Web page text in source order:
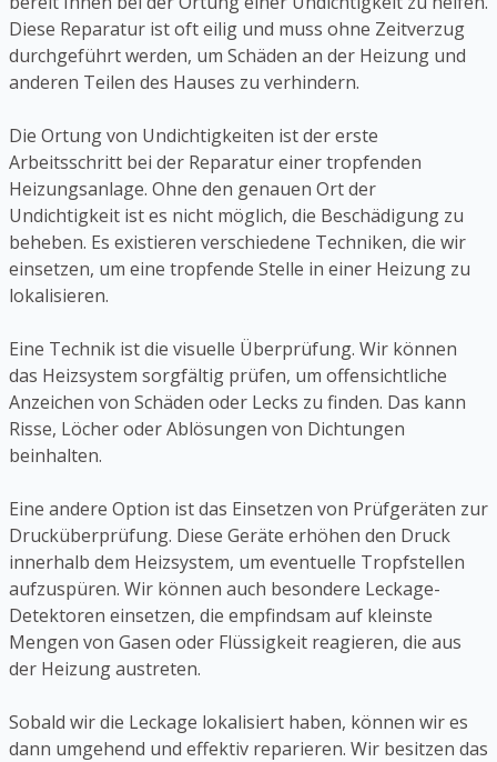
Diese Reparatur ist oft eilig und muss ohne Zeitverzug
durchgeführt werden, um Schäden an der Heizung und
anderen Teilen des Hauses zu verhindern.
Die Ortung von Undichtigkeiten ist der erste
Arbeitsschritt bei der Reparatur einer tropfenden
Heizungsanlage. Ohne den genauen Ort der
Undichtigkeit ist es nicht möglich, die Beschädigung zu
beheben. Es existieren verschiedene Techniken, die wir
einsetzen, um eine tropfende Stelle in einer Heizung zu
lokalisieren.
Eine Technik ist die visuelle Überprüfung. Wir können
das Heizsystem sorgfältig prüfen, um offensichtliche
Anzeichen von Schäden oder Lecks zu finden. Das kann
Risse, Löcher oder Ablösungen von Dichtungen
beinhalten.
Eine andere Option ist das Einsetzen von Prüfgeräten zur
Drucküberprüfung. Diese Geräte erhöhen den Druck
innerhalb dem Heizsystem, um eventuelle Tropfstellen
aufzuspüren. Wir können auch besondere Leckage-
Detektoren einsetzen, die empfindsam auf kleinste
Mengen von Gasen oder Flüssigkeit reagieren, die aus
der Heizung austreten.
Sobald wir die Leckage lokalisiert haben, können wir es
dann umgehend und effektiv reparieren. Wir besitzen das